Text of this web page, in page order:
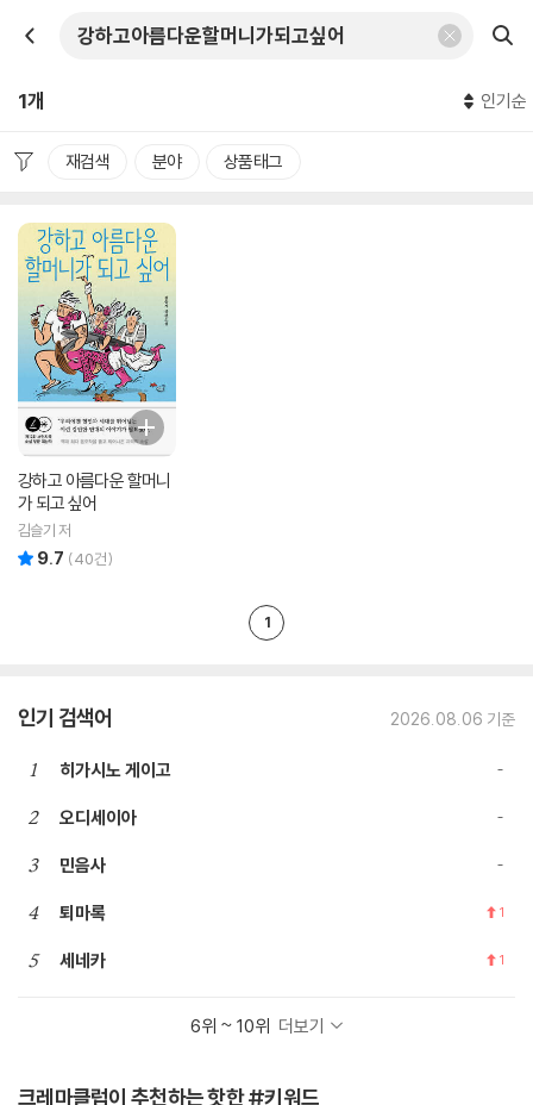
1개 인기순
재검색 분야 상품태그
강하고 아름다운 할머니
가 되고 싶어
김슬기 저
9.7 (40건)
1
인기 검색어 2026.08.06 기준
1 히가시노 게이고
2 오디세이아
3 민음사
4 퇴마록 1
5 세네카 1
6위 ~ 10위 더보기
크레마클럽이 추천하는 핫한 #키워드